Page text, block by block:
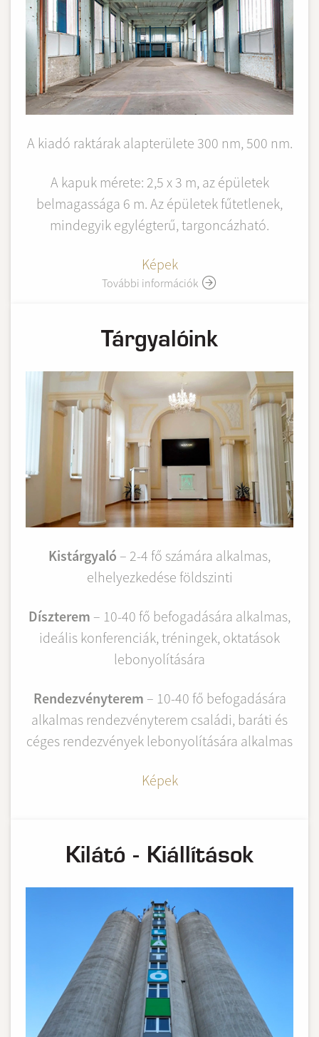
A kiadó raktárak alapterülete 300 nm, 500 nm.
A kapuk mérete: 2,5 x 3 m, az épületek
belmagassága 6 m. Az épületek fűtetlenek,
mindegyik egylégterű, targoncázható.
Képek
További információk
Tárgyalóink
Kistárgyaló – 2-4 fő számára alkalmas,
elhelyezkedése földszinti
Díszterem – 10-40 fő befogadására alkalmas,
ideális konferenciák, tréningek, oktatások
lebonyolítására
Rendezvényterem – 10-40 fő befogadására
alkalmas rendezvényterem családi, baráti és
céges rendezvények lebonyolítására alkalmas
Képek
Kilátó - Kiállítások